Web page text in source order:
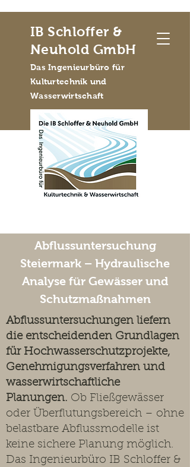
IB Schloffer &
Neuhold GmbH
Das Ingenieurbüro für
Kulturtechnik und
Wasserwirtschaft
Abflussuntersuchung
Steiermark – Hydraulische
Analyse für Gewässer und
Schutzmaßnahmen
Abflussuntersuchungen liefern
die entscheidenden Grundlagen
für Hochwasserschutzprojekte,
Genehmigungsverfahren und
wasserwirtschaftliche
Planungen. Ob Fließgewässer
oder Überflutungsbereich – ohne
belastbare Abflussmodelle ist
keine sichere Planung möglich.
Das Ingenieurbüro IB Schloffer &